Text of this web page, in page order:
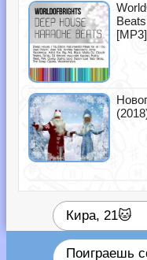
Кира, 21🐱
Поиграешь